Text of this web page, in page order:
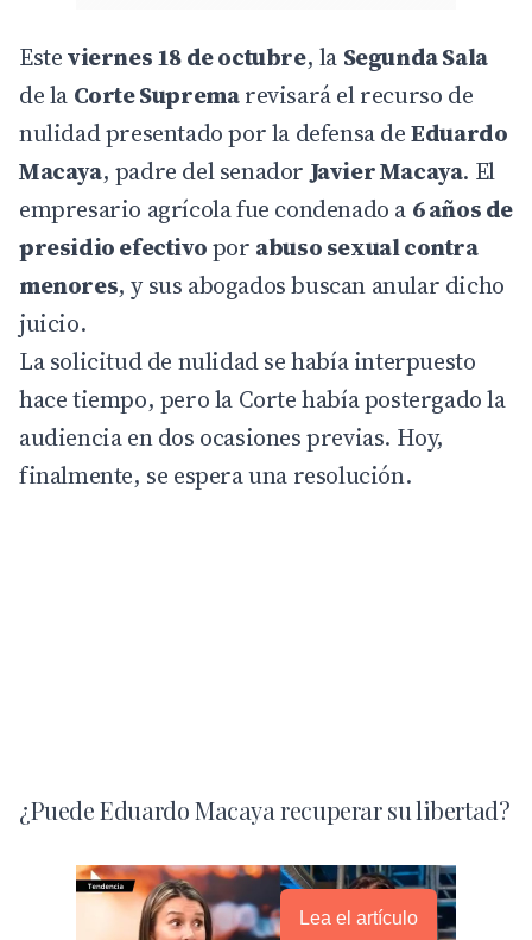
Esteviernes 18 de octubre, la Segunda Sala
de la Corte Supremarevisará el recurso de
nulidad presentado por la defensa deEduardo
Macaya, padre del senadorJavier Macaya. El
empresario agrícola fue condenado a 6 años de
presidio efectivopor abuso sexual contra
menores, y sus abogados buscan anular dicho
juicio.
La solicitud de nulidad se había interpuesto
hace tiempo, pero la Corte había postergado la
audiencia en dos ocasiones previas. Hoy,
finalmente, se espera una resolución.
¿Puede Eduardo Macaya recuperar su libertad?
Lea el artículo